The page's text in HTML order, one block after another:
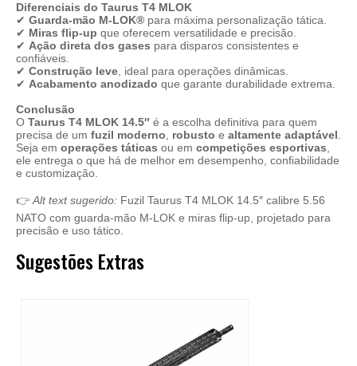
Diferenciais do Taurus T4 MLOK
✔ Guarda-mão M-LOK® para máxima personalização tática.
✔ Miras flip-up que oferecem versatilidade e precisão.
✔ Ação direta dos gases para disparos consistentes e
confiáveis.
✔ Construção leve , ideal para operações dinâmicas.
✔ Acabamento anodizado que garante durabilidade extrema.
Conclusão
O Taurus T4 MLOK 14.5″ é a escolha definitiva para quem
precisa de um fuzil moderno robusto e altamente adaptável
Seja em operações táticas ou em competições esportivas
ele entrega o que há de melhor em desempenho, confiabilidade
e customização.
👉 Alt text sugerido: Fuzil Taurus T4 MLOK 14.5″ calibre 5.56
NATO com guarda-mão M-LOK e miras flip-up, projetado para
precisão e uso tático.
Sugestões Extras